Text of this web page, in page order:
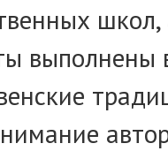
школ,
выполнены